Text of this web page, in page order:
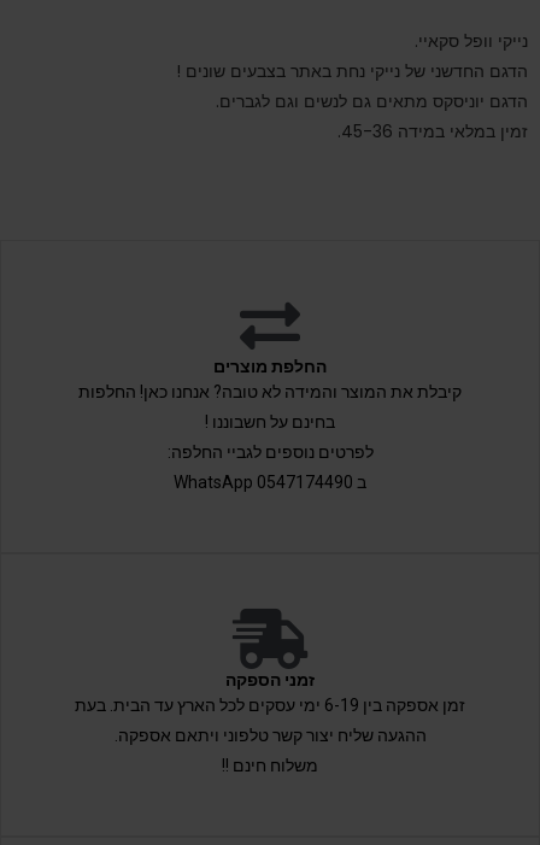
נייקי וופל סקאיי.
הדגם החדשני של נייקי נחת באתר בצבעים שונים !
הדגם יוניסקס מתאים גם לנשים וגם לגברים.
זמין במלאי במידה 45-36.
החלפת מוצרים
קיבלת את המוצר והמידה לא טובה? אנחנו כאן! החלפות
בחינם על חשבוננו !
לפרטים נוספים לגביי החלפה:
ב 0547174490 WhatsApp
זמני הספקה
זמן אספקה בין 6-19 ימי עסקים לכל הארץ עד הבית. בעת
ההגעה שליח יצור קשר טלפוני ויתאם אספקה.
משלוח חינם !!